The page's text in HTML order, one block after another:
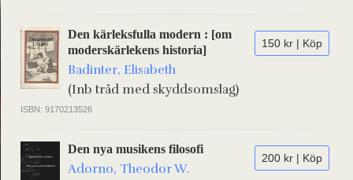
150 kr | Köp
Den kärleksfulla modern : [om
moderskärlekens historia]
Badinter, Elisabeth
(Inb tråd med skyddsomslag)
ISBN: 9170213526
200 kr | Köp
Den nya musikens filosofi
Adorno, Theodor W.